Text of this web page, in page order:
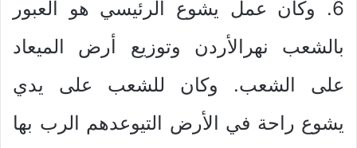
6. وكان عمل يشوع الرئيسي هو العبور
بالشعب نهرالأردن وتوزيع أرض الميعاد
على الشعب. وكان للشعب على يدي
يشوع راحة في الأرض التيوعدهم الرب بها